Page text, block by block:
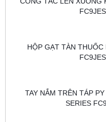
HỘP GẠT TÀN
TAY NẮM TRÊN TÁP
SERIES